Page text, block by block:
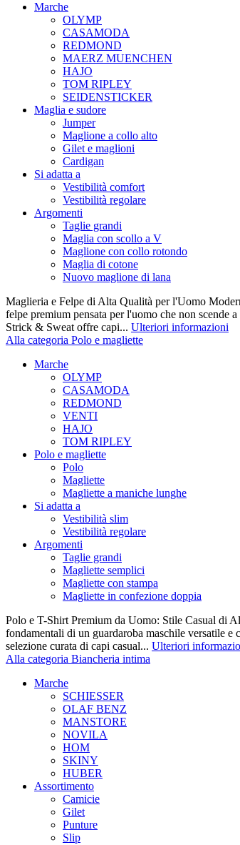
Marche
OLYMP
CASAMODA
REDMOND
MAERZ MUENCHEN
HAJO
TOM RIPLEY
SEIDENSTICKER
Maglia e sudore
Jumper
Maglione a collo alto
Gilet e maglioni
Cardigan
Si adatta a
Vestibilità comfort
Vestibilità regolare
Argomenti
Taglie grandi
Maglia con scollo a V
Maglione con collo rotondo
Maglia di cotone
Nuovo maglione di lana
Maglieria e Felpe di Alta Qualità per l'Uomo
felpe premium pensata per l'uomo che non scende
Strick & Sweat offre capi... Ulteriori informazioni
Alla categoria Polo e magliette
Marche
OLYMP
CASAMODA
REDMOND
VENTI
HAJO
TOM RIPLEY
Polo e magliette
Polo
Magliette
Magliette a maniche lunghe
Si adatta a
Vestibilità slim
Vestibilità regolare
Argomenti
Taglie grandi
Magliette semplici
Magliette con stampa
Magliette in confezione doppia
Polo e T-Shirt Premium da Uomo: Stile Casual di
fondamentali di un guardaroba maschile versatile
selezione curata di capi casual... Ulteriori
Alla categoria Biancheria intima
Marche
SCHIESSER
OLAF BENZ
MANSTORE
NOVILA
HOM
SKINY
HUBER
Assortimento
Camicie
Gilet
Punture
Slip